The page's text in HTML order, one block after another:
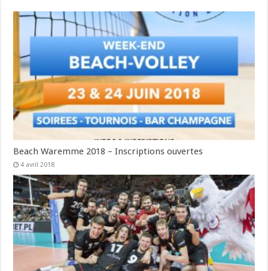
Beach Waremme 2018 – Inscriptions ouvertes
4 avril 2018